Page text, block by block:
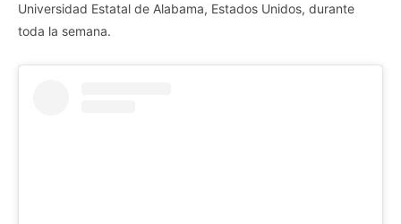
Universidad Estatal de Alabama, Estados Unidos, durante
toda la semana.